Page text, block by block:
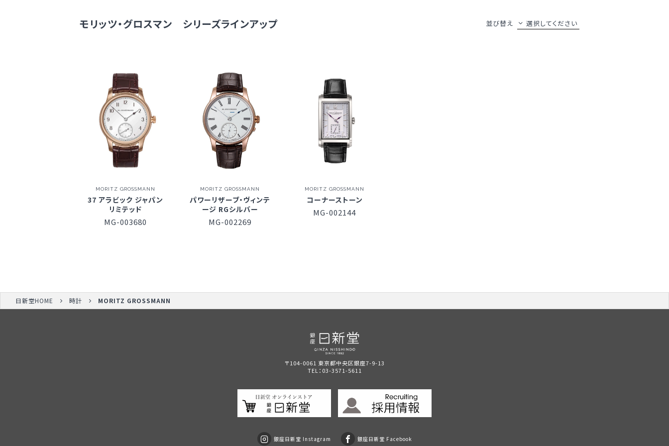
モリッツ・グロスマン シリーズラインアップ 並び替え 選択してください
MORITZ GROSSMANN
37 アラビック ジャパン
リミテッド
MG-003680
MORITZ GROSSMANN
パワーリザーブ・ヴィンテ
ージ RGシルバー
MG-002269
MORITZ GROSSMANN
コーナーストーン
MG-002144
日新堂HOME 時計 MORITZ GROSSMANN
〒104-0061 東京都中央区銀座7-9-13
TEL： 03-3571-5611
銀座日新堂 Instagram 銀座日新堂 Facebook